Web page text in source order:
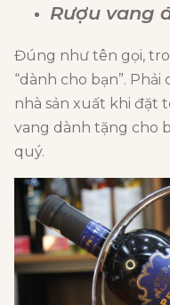
Rượu vang
Đúng như tên gọi,
“dành cho bạn”.
nhà sản xuất khi đặt
vang dành tặng cho
quý.